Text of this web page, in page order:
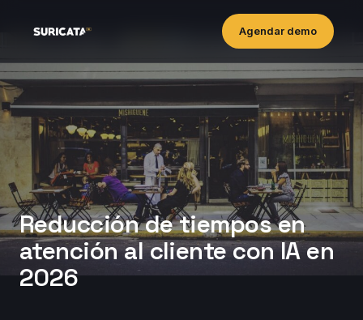
Agendar demo
Reducción de tiempos en
atención al cliente con IA en
2026